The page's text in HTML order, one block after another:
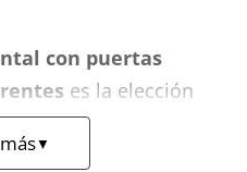
con puertas
es la elección
buscan la máxima
plato entre tres
▼